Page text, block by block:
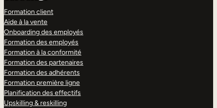
Formation client
Aide à la vente
Onboarding des employés
Formation des employés
Formation à la conformité
Formation des partenaires
Formation des adhérents
Formation première ligne
Planification des effectifs
Upskilling & reskilling